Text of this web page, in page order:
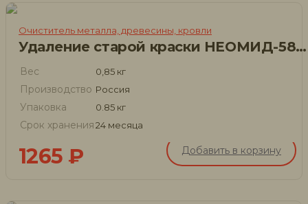
Очиститель металла, древесины, кровли
Удаление старой краски НЕОМИД-580 с дерева
Вес 0,85 кг
Производство Россия
Упаковка 0.85 кг
Срок хранения24 месяца
1265 ₽ Добавить в корзину